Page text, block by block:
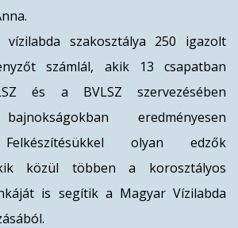
vízilabda szakosztálya 250 igazolt
számlál, akik 13 csapatban
és a BVLSZ szervezésében
eredményesen
Felkészítésükkel olyan edzők
közül többen a korosztályos
is segítik a Magyar Vízilabda